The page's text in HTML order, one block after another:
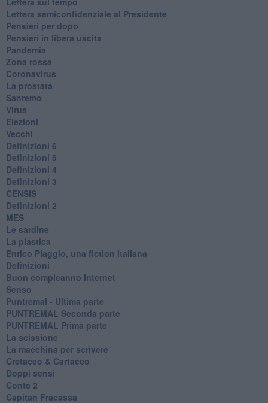
Lettera semiconfidenziale al Presidente
Pensieri per dopo
​Pensieri in libera uscita
Pandemia
Zona rossa
Coronavirus
La prostata
Sanremo
Virus
Elezioni
Vecchi
Definizioni 6
Definizioni 5
Definizioni 4
Definizioni 3
CENSIS
​Definizioni 2
MES
Le sardine
La plastica
​Enrico Piaggio, una fiction italiana
Definizioni
​Buon compleanno Internet
Senso
Puntremal - Ultima parte
PUNTREMAL Seconda parte
​PUNTREMAL Prima parte
La scissione
La macchina per scrivere
Cretaceo & Cartaceo
Doppi sensi
​Conte 2
​Capitan Fracassa